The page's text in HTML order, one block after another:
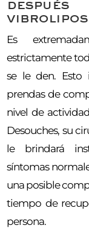
Es
estrictamente
se le den. Esto
prendas de
nivel de
Desouches, su
le brindará
síntomas
una posible
tiempo de
persona.